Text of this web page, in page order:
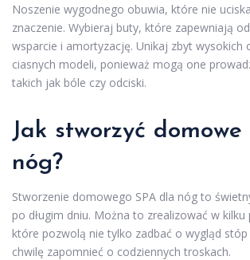
Noszenie wygodnego obuwia, które nie
znaczenie. Wybieraj buty, które zapewniają
wsparcie i amortyzację. Unikaj zbyt wysokich
ciasnych modeli, ponieważ mogą one
takich jak bóle czy odciski.
Jak stworzyć domowe
nóg?
Stworzenie domowego SPA dla nóg to
po długim dniu. Można to zrealizować w
które pozwolą nie tylko zadbać o wygląd
chwilę zapomnieć o codziennych troskach.